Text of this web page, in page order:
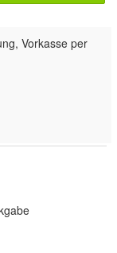
Vorkasse per